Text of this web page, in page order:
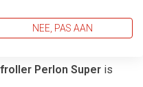
Perlon Super is
NEE, PAS AAN